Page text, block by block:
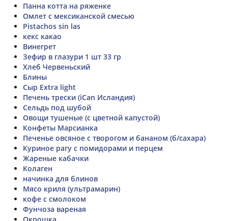
Панна котта на ряженке
Омлет с мексиканской смесью
Pistachos sin las
кекс какао
Винегрет
Зефир в глазури 1 шт 33 гр
Хлеб Червеньский
Блины
Сыр Extra light
Печень трески (iCan Исландия)
Сельдь под шубой
Овощи тушеные (с цветной капустой)
Конфеты Марсианка
Печенье овсяное с творогом и бананом (б/сахара)
Куриное рагу с помидорами и перцем
Жареные кабачки
Колаген
начинка для блинов
Мясо криля (ультрамарин)
кофе с смолоком
Фунчоза вареная